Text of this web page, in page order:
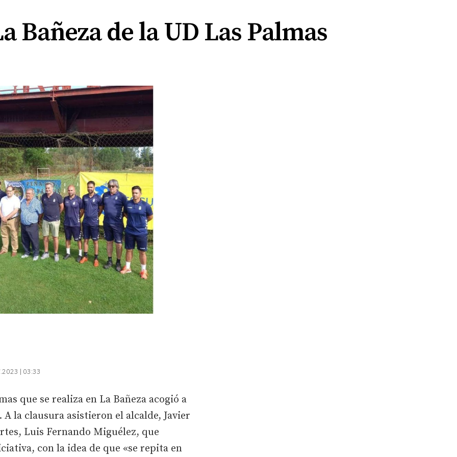
Bañeza de la UD Las Palmas
| 03:33
que se realiza en La Bañeza acogió a
A la clausura asistieron el alcalde, Javier
Luis Fernando Miguélez, que
con la idea de que «se repita en